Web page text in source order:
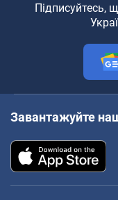
Підписуйтесь,
Завантажуйте